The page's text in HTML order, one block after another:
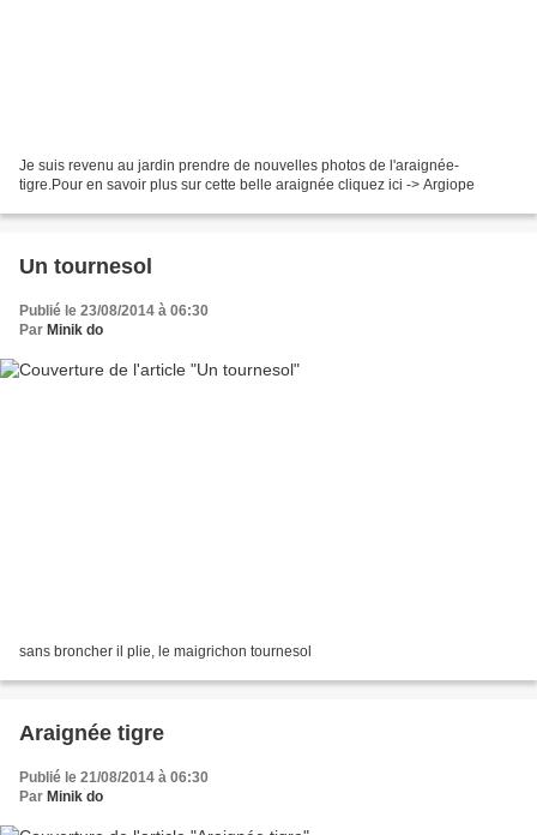
Je suis revenu au jardin prendre de nouvelles photos de l'araignée-
tigre.Pour en savoir plus sur cette belle araignée cliquez ici -> Argiope
Un tournesol
Publié le 23/08/2014 à 06:30
Par Minik do
sans broncher il plie, le maigrichon tournesol
Araignée tigre
Publié le 21/08/2014 à 06:30
Par Minik do